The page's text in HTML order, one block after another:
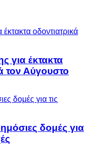
για έκτακτα
τον Αύγουστο
δομές για